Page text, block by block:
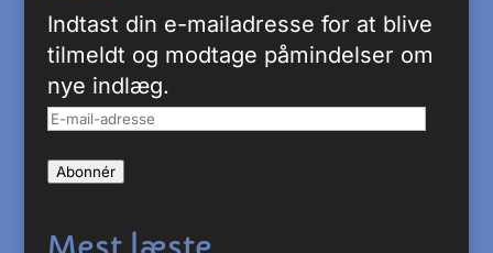
Indtast din e-mailadresse for at blive
tilmeldt og modtage påmindelser om
nye indlæg.
E-
adresse
Abonnér